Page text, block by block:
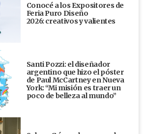
Conocé a los Expositores de
Feria Puro Diseño
2026: creativos y valientes
Santi Pozzi: el diseñador
argentino que hizo el póster
de Paul McCartney en Nueva
York: “Mi misión es traer un
poco de belleza al mundo”